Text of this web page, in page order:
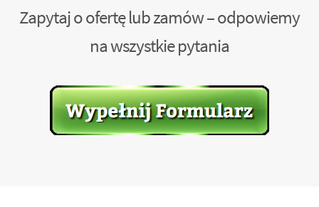
Zapytaj o ofertę lub zamów – odpowiemy
na wszystkie pytania